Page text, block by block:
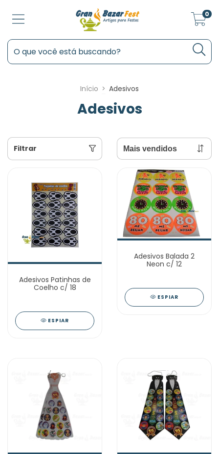
0
Início > Adesivos
Adesivos
Filtrar
Adesivos Patinhas de
Coelho c/ 18
ESPIAR
Adesivos Balada 2
Neon c/ 12
ESPIAR